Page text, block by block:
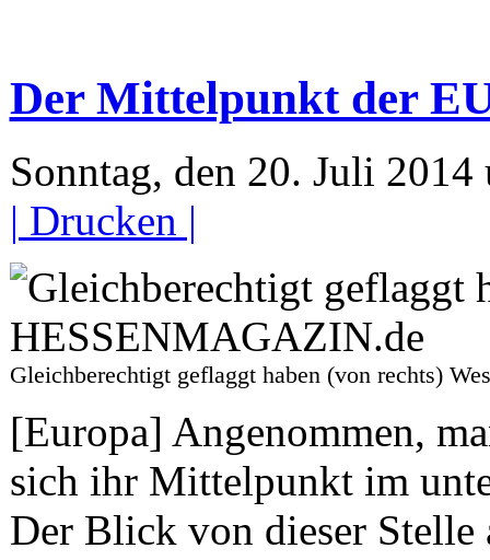
Der Mittelpunkt der
Sonntag, den 20. Juli
| Drucken |
Gleichberechtigt geflaggt haben (von rechts)
[Europa] Angenommen,
sich ihr Mittelpunkt im
Der Blick von dieser Stelle